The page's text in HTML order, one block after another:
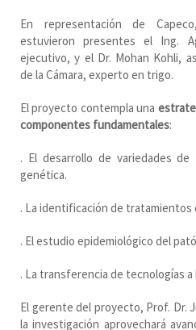
En representación de
estuvieron presentes el Ing.
ejecutivo, y el Dr. Mohan Kohli,
de la Cámara, experto en trigo.
El proyecto contempla una
componentes fundamentales:
. El desarrollo de variedades
genética.
. La identificación de tratamientos
. El estudio epidemiológico del
. La transferencia de tecnologías
El gerente del proyecto, Prof. Dr.
la investigación aprovechará